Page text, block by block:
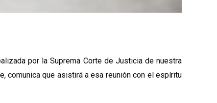
por la Suprema Corte de Justicia de nuestra
comunica que asistirá a esa reunión con el espíritu